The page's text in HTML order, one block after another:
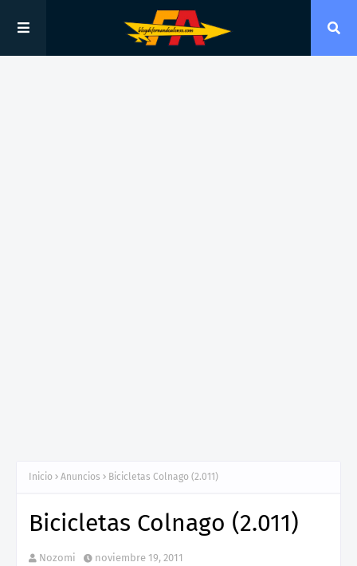
Inicio Anuncios Bicicletas Colnago (2.011)
Bicicletas Colnago (2.011)
Nozomi noviembre 19, 2011